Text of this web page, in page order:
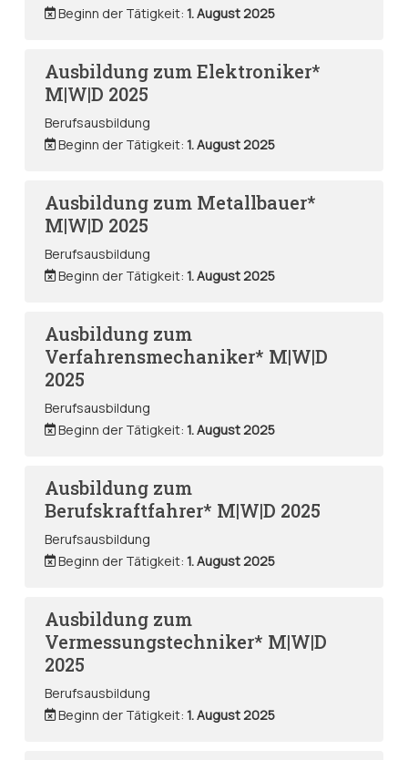
Beginn der Tätigkeit: 1. August 2025
Ausbildung zum Elektroniker*
M|W|D 2025
Berufsausbildung
Beginn der Tätigkeit: 1. August 2025
Ausbildung zum Metallbauer*
M|W|D 2025
Berufsausbildung
Beginn der Tätigkeit: 1. August 2025
Ausbildung zum
Verfahrensmechaniker* M|W|D
2025
Berufsausbildung
Beginn der Tätigkeit: 1. August 2025
Ausbildung zum
Berufskraftfahrer* M|W|D 2025
Berufsausbildung
Beginn der Tätigkeit: 1. August 2025
Ausbildung zum
Vermessungstechniker* M|W|D
2025
Berufsausbildung
Beginn der Tätigkeit: 1. August 2025